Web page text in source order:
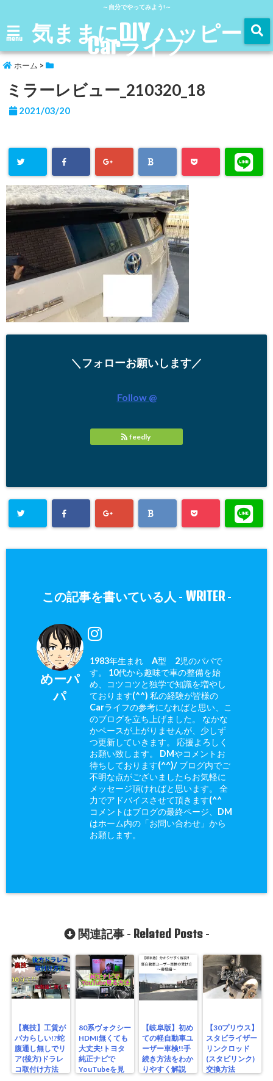
～自分でやってみよう!～
menu 気ままにDIY ハッピー
Carライフ
ホーム >
ミラーレビュー_210320_18
2021/03/20
＼フォローお願いします／
Follow @
feedly
この記事を書いている人 - WRITER-
めーパ
パ
1983年生まれ A型 2児のパパで
す。 10代から趣味で車の整備を始
め、コツコツと独学で知識を増やし
ております(^^) 私の経験が皆様の
Carライフの参考になればと思い、こ
のブログを立ち上げました。 なかな
かペースが上がりませんが、少しず
つ更新していきます。 応援よろしく
お願い致します。 DMやコメントお
待ちしております(^^)/ ブログ内でご
不明な点がございましたらお気軽に
メッセージ頂ければと思います。 全
力でアドバイスさせて頂きます(^^ゞ
コメントはブログの最終ページ、DM
はホーム内の「お問い合わせ」から
お願します。
関連記事 - Related Posts-
【裏技】工賃が
バカらしい!?蛇
腹通し無しでリ
ア(後方)ドラレ
コ取付け方法
80系ヴォクシー
HDMI無くても
大丈夫!トヨタ
純正ナビで
YouTubeを見
【岐阜版】初め
ての軽自動車ユ
ーザー車検!!手
続き方法をわか
りやすく解説
【30プリウス】
スタビライザー
リンクロッド
(スタビリンク)
交換方法